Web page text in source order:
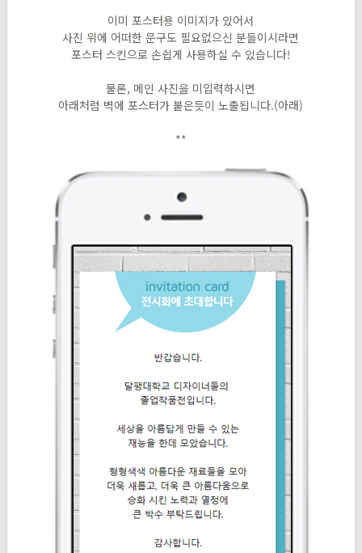
이미 포스터용 이미지가 있어서
사진 위에 어떠한 문구도 필요없으신 분들이시라면
포스터 스킨으로 손쉽게 사용하실 수 있습니다!
물론, 메인 사진을 미입력하시면
아래처럼 벽에 포스터가 붙은듯이 노출됩니다.(아래)
**